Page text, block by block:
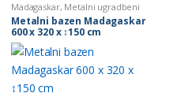
Madagaskar, Metalni ugradbeni
bazeni
Metalni bazen Madagaskar
600 x 320 x ↕150 cm